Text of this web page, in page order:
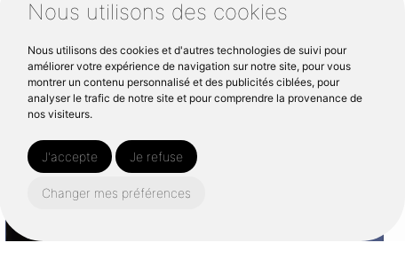
Nous utilisons des cookies
Nous utilisons des cookies et d'autres technologies de suivi pour
améliorer votre expérience de navigation sur notre site, pour vous
montrer un contenu personnalisé et des publicités ciblées, pour
analyser le trafic de notre site et pour comprendre la provenance de
nos visiteurs.
J'accepte Je refuse
Changer mes préférences